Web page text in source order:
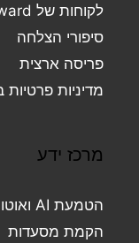
לקוחות של Forward
סיפורי הצלחה
פריסה ארצית
מדיניות
מרכז ידע
הטמעת AI ואוטומציה
הקמת מסעדות